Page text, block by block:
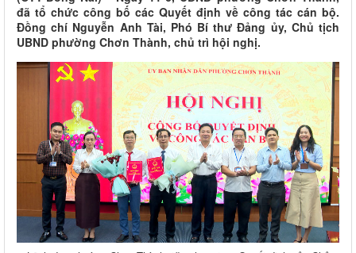
đã tổ chức công bố các Quyết định về công tác cán bộ.
Đồng chí Nguyễn Anh Tài, Phó Bí thư Đảng ủy, Chủ tịch
UBND phường Chơn Thành, chủ trì hội nghị.